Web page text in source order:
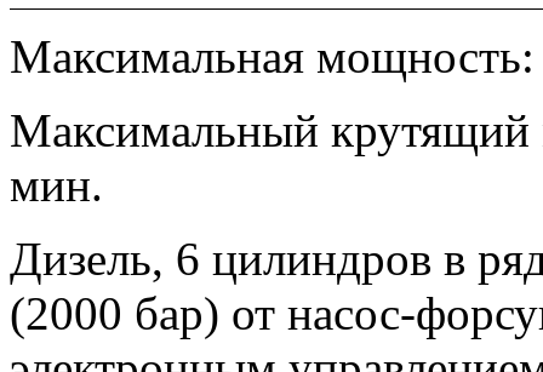
Максимальная
Максимальный
мин.
Дизель, 6 цилиндров в
(2000 бар) от насос-